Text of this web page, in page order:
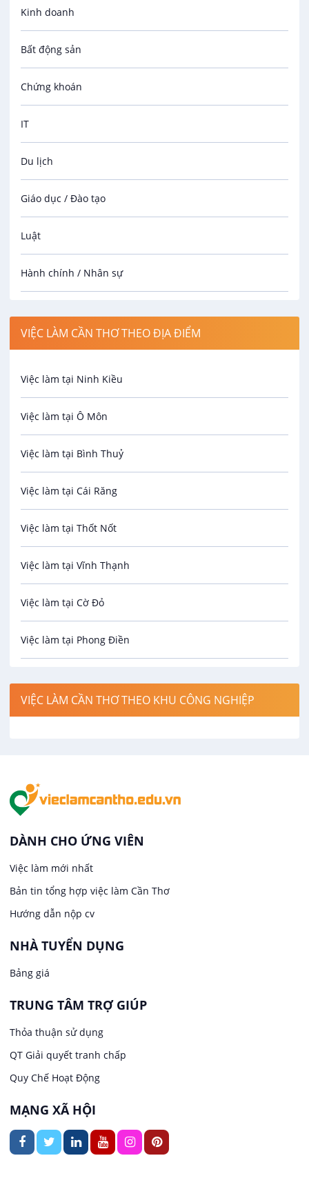
VIP
Phiên Dịch Tiếng Anh Kiêm Trợ Lý Kỹ
Thuật Vườn Ươm
CÔNG TY TNHH MTV THE FRUIT REPUBLIC CẦN
THƠ
15 - 20 triệu
01/09/2026
Kinh doanh
Bất động sản
Chứng khoán
IT
Du lịch
Giáo dục / Đào tạo
Luật
Hành chính / Nhân sự
Spa
Bảo Vệ
An toàn lao động
Bảo hiểm
Biên phiên dịch
Bưu chính viễn thông
Cơ khí
Công nghệ sinh học
Công nghệ thực phẩm
Điện / Điện tử / Điện lạnh
Hàng hải / Hàng không
In ấn / Xuất bản
Kế toán
Lái xe
Lao Động Phổ Thông
Lễ tân
May mặc
Ngân hàng
Nhà hàng / Khách sạn
VIỆC LÀM CẦN THƠ THEO ĐỊA ĐIỂM
Việc làm tại Ninh Kiều
Việc làm tại Ô Môn
Việc làm tại Bình Thuỷ
Việc làm tại Cái Răng
Việc làm tại Thốt Nốt
Việc làm tại Vĩnh Thạnh
Việc làm tại Cờ Đỏ
Việc làm tại Phong Điền
Việc làm tại Cái Khế
Việc làm tại An Bình
Việc làm tại Long Tuyền
Việc làm tại Hưng Phú
Việc làm tại Phước Thới
Việc làm tại Thới Long
Việc làm tại Trung Nhất
Việc làm tại Thuận Hưng
Việc làm tại Vị Thanh
VIỆC LÀM CẦN THƠ THEO KHU CÔNG NGHIỆP
DÀNH CHO ỨNG VIÊN
Việc làm mới nhất
Bản tin tổng hợp việc làm Cần Thơ
Hướng dẫn nộp cv
NHÀ TUYỂN DỤNG
Bảng giá
TRUNG TÂM TRỢ GIÚP
Thỏa thuận sử dụng
QT Giải quyết tranh chấp
Quy Chế Hoạt Động
MẠNG XÃ HỘI